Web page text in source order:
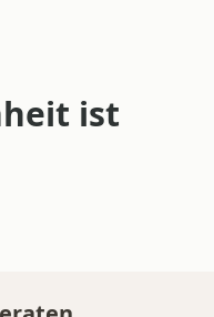
ist